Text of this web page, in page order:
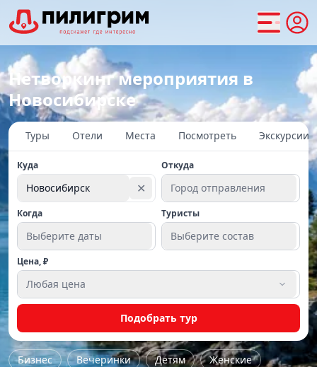
Нетворкинг мероприятия в
Новосибирске
Туры Отели Места Посмотреть Экскурсии
Куда
Новосибирск ✕
Откуда
Город отправления
Когда
Выберите даты
Туристы
Выберите состав
Цена, ₽
Любая цена
Подобрать тур
Бизнес Вечеринки Детям
Женские